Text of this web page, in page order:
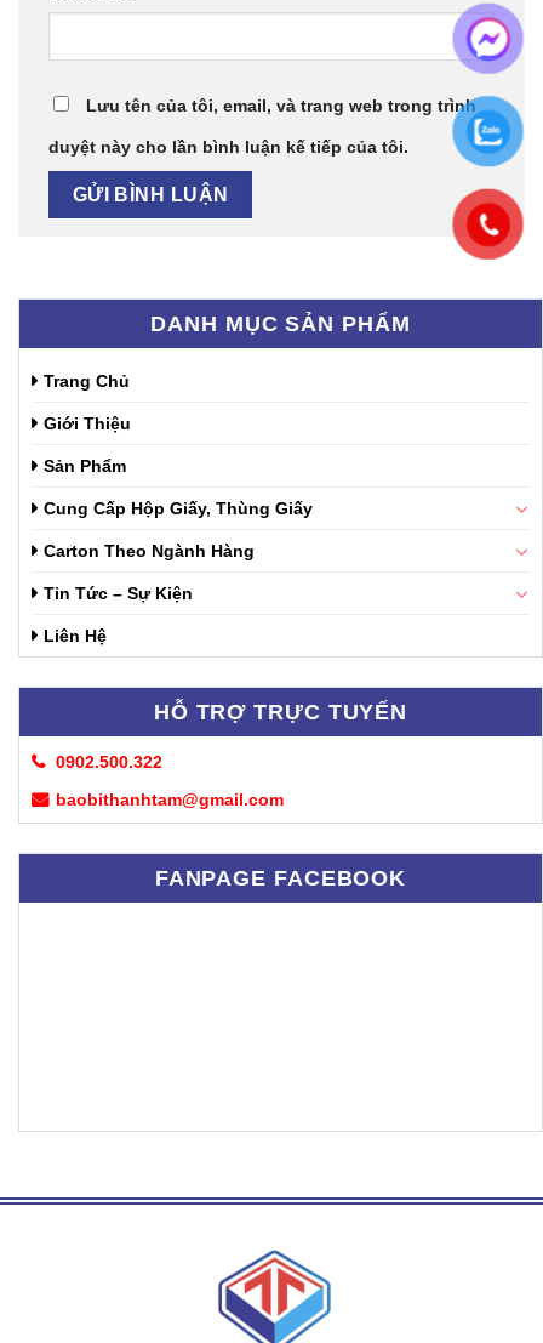
DANH MỤC SẢN PHẨM
Trang Chủ
Giới Thiệu
Sản Phẩm
Cung Cấp Hộp Giấy, Thùng Giấy
Carton Theo Ngành Hàng
Tin Tức – Sự Kiện
Liên Hệ
HỖ TRỢ TRỰC TUYẾN
0902.500.322
baobithanhtam@gmail.com
FANPAGE FACEBOOK
Lưu tên của tôi, email, và trang web trong trình
duyệt này cho lần bình luận kế tiếp của tôi.